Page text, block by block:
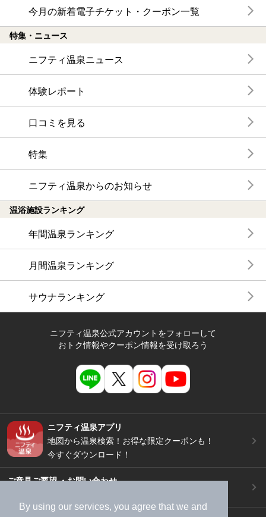
By using our services, you agree that we and
今月の新着電子チケット・クーポン一覧
特集・ニュース
ニフティ温泉ニュース
体験レポート
口コミを見る
特集
ニフティ温泉からのお知らせ
温浴施設ランキング
年間温泉ランキング
月間温泉ランキング
サウナランキング
ニフティ温泉公式アカウントをフォローして
おトク情報やクーポン情報を受け取ろう
ニフティ温泉アプリ
地図から温泉検索！お得な限定クーポンも！
今すぐダウンロード！
ご意見ご要望 ・お問い合わせ